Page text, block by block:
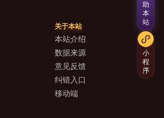
关于本站
本站介绍
数据来源
意见反馈
纠错入口
移动端
助
本
站
小
程
序